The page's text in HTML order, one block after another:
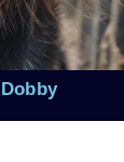
Dobby